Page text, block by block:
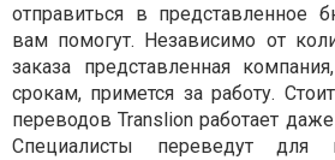
отправиться в представленное
вам помогут. Независимо от
заказа представленная
срокам, примется за работу.
переводов Translion работает
Специалисты переведут